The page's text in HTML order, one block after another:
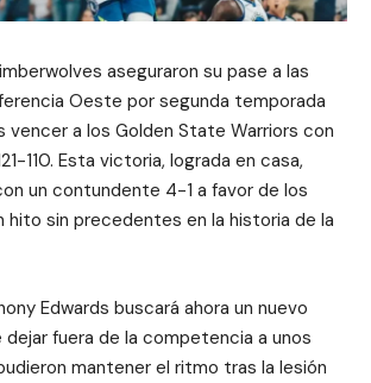
aseguraron su pase a las
Oeste por segunda temporada
vencer a los Golden State Warriors con
110. Esta victoria, lograda en casa,
un contundente 4-1 a favor de los
hito sin precedentes en la historia de la
Edwards buscará ahora un nuevo
dejar fuera de la competencia a unos
mantener el ritmo tras la lesión